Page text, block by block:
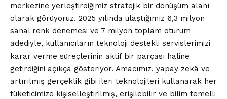
merkezine yerleştirdiğimiz stratejik bir dönüşüm alanı
olarak görüyoruz. 2025 yılında ulaştığımız 6,3 milyon
sanal renk denemesi ve 7 milyon toplam oturum
adediyle, kullanıcıların teknoloji destekli servislerimizi
karar verme süreçlerinin aktif bir parçası haline
getirdiğini açıkça gösteriyor. Amacımız, yapay zekâ ve
artırılmış gerçeklik gibi ileri teknolojileri kullanarak her
tüketicimize kişiselleştirilmiş, erişilebilir ve bilim temelli